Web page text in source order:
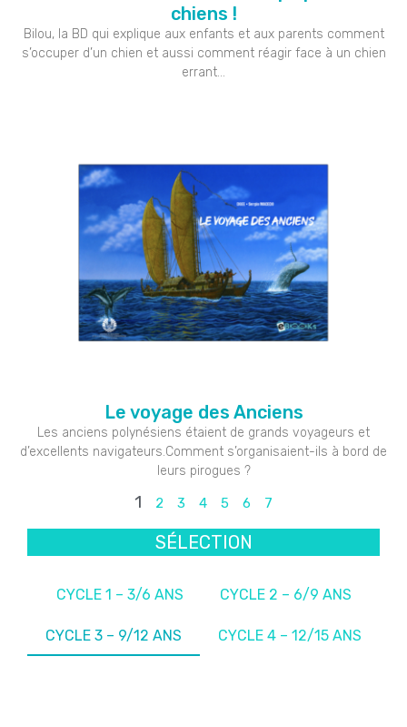
chiens !
Bilou, la BD qui explique aux enfants et aux parents comment
s’occuper d’un chien et aussi comment réagir face à un chien
errant…
Le voyage des Anciens
Les anciens polynésiens étaient de grands voyageurs et
d’excellents navigateurs.Comment s’organisaient-ils à bord de
leurs pirogues ?
1 2 3 4 5 6 7
SÉLECTION
CYCLE 1 – 3/6 ANS CYCLE 2 – 6/9 ANS
CYCLE 3 – 9/12 ANS CYCLE 4 – 12/15 ANS